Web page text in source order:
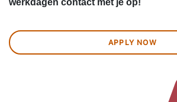
werkdagen contact met je op!
APPLY NOW